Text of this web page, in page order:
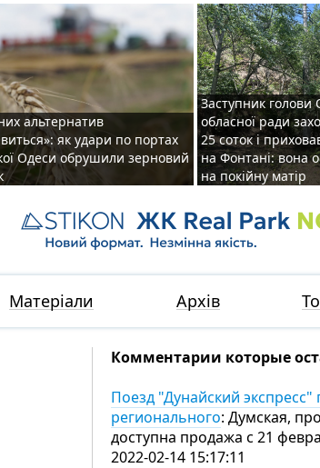
альтернатив
як удари по портах
Одеси обрушили зерновий
Заступник голови
обласної ради
25 соток і
на Фонтані: вона
на покійну матір
Матеріали Архів
Комментарии которые
Поезд "Дунайский экспресс"
регионального: Думская,
доступна продажа с 21
2022-02-14 15:17:11